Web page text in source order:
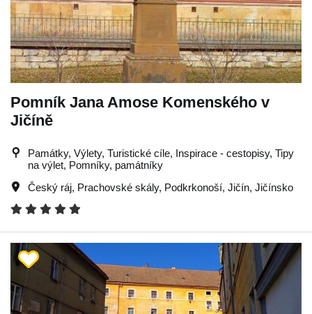
Pomník Jana Amose Komenského v
Jičíně
Památky, Výlety, Turistické cíle, Inspirace - cestopisy, Tipy
na výlet, Pomníky, památníky
Český ráj, Prachovské skály, Podkrkonoší, Jičín, Jičínsko